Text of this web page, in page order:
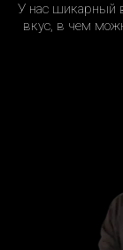
У нас шикарный
вкус, в чем